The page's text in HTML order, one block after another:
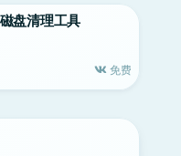
盘清理工具
免费